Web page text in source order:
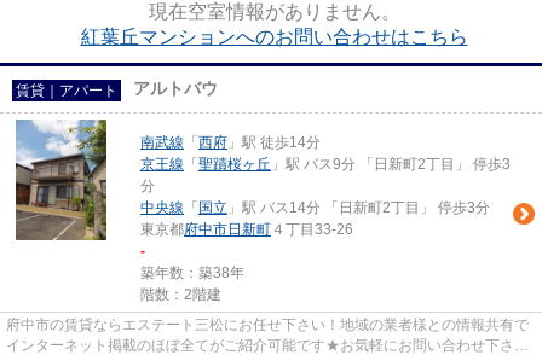
現在空室情報がありません。
紅葉丘マンションへのお問い合わせはこちら
賃貸｜アパート アルトバウ
南武線 「 西府 」駅 徒歩14分
京王線 「 聖蹟桜ヶ丘 」駅 バス9分 「日新町2丁目」 停歩3
分
中央線 「 国立 」駅 バス14分 「日新町2丁目」 停歩3分
東京都府中市日新町 ４丁目33-26
-
築年数：築38年
階数：2階建
府中市の賃貸ならエステート三松にお任せ下さい！地域の業者様との情報共有で
インターネット掲載のほぼ全てがご紹介可能です★お気軽にお問い合わせ下さ